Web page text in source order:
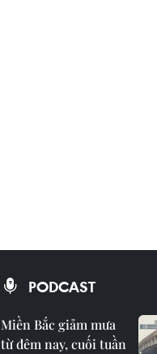
PODCAST
Miền Bắc giảm mưa
từ đêm nay, cuối tuần